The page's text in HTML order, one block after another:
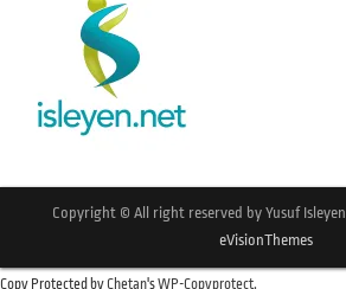
Copyright © All right reserved by Yusuf Isleyen
eVisionThemes
Copy Protected by Chetan'sWP-Copyprotect.